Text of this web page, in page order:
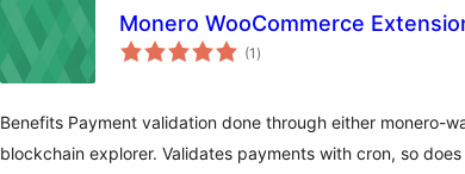
Monero WooCommerce
(1 total
de
)
Benefits Payment validation done through either monero-
blockchain explorer. Validates payments with cron, so